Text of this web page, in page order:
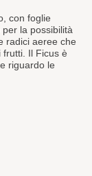
con foglie
la possibilità
radici aeree che
Il Ficus è
riguardo le